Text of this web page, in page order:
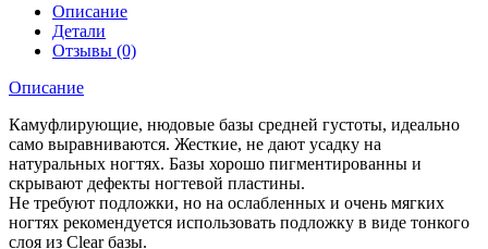
Описание
Детали
Отзывы (0)
Описание
Камуфлирующие, нюдовые базы средней густоты, идеально
само выравниваются. Жесткие, не дают усадку на
натуральных ногтях. Базы хорошо пигментированны и
скрывают дефекты ногтевой пластины.
Не требуют подложки, но на ослабленных и очень мягких
ногтях рекомендуется использовать подложку в виде тонкого
слоя из Clear базы.